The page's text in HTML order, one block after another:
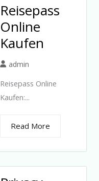
Reisepass
Online
Kaufen
admin
Reisepass Online
Kaufen:...
Read More